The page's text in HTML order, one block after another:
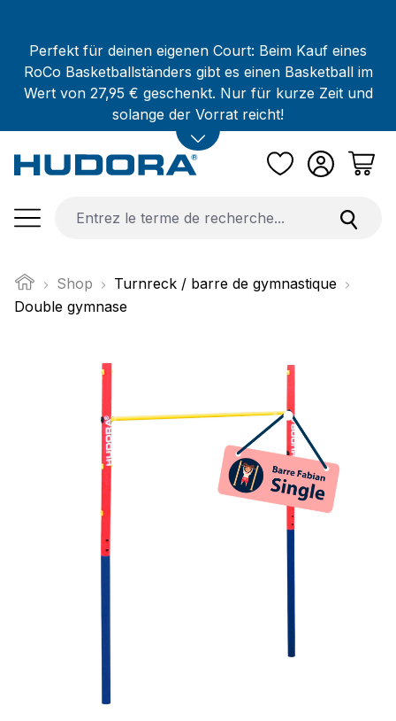
Perfekt für deinen eigenen Court: Beim Kauf eines
RoCo Basketballständers gibt es einen Basketball im
Wert von 27,95 € geschenkt. Nur für kurze Zeit und
solange der Vorrat reicht!
Shop
Turnreck / barre de gymnastique
Double gymnase